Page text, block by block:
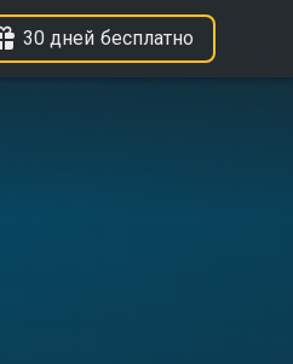
30 дней бесплатно